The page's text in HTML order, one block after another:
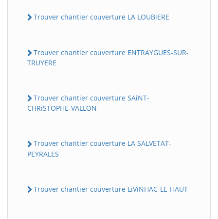
Trouver chantier couverture LA LOUBiERE
Trouver chantier couverture ENTRAYGUES-SUR-
TRUYERE
Trouver chantier couverture SAiNT-
CHRiSTOPHE-VALLON
Trouver chantier couverture LA SALVETAT-
PEYRALES
Trouver chantier couverture LiViNHAC-LE-HAUT